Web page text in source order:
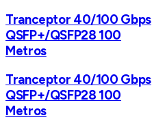
Tranceptor 40/100 Gbps
QSFP+/QSFP28 100
Metros
Tranceptor 40/100 Gbps
QSFP+/QSFP28 100
Metros